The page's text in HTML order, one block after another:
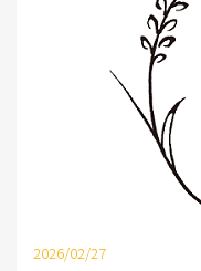
2026/02/27